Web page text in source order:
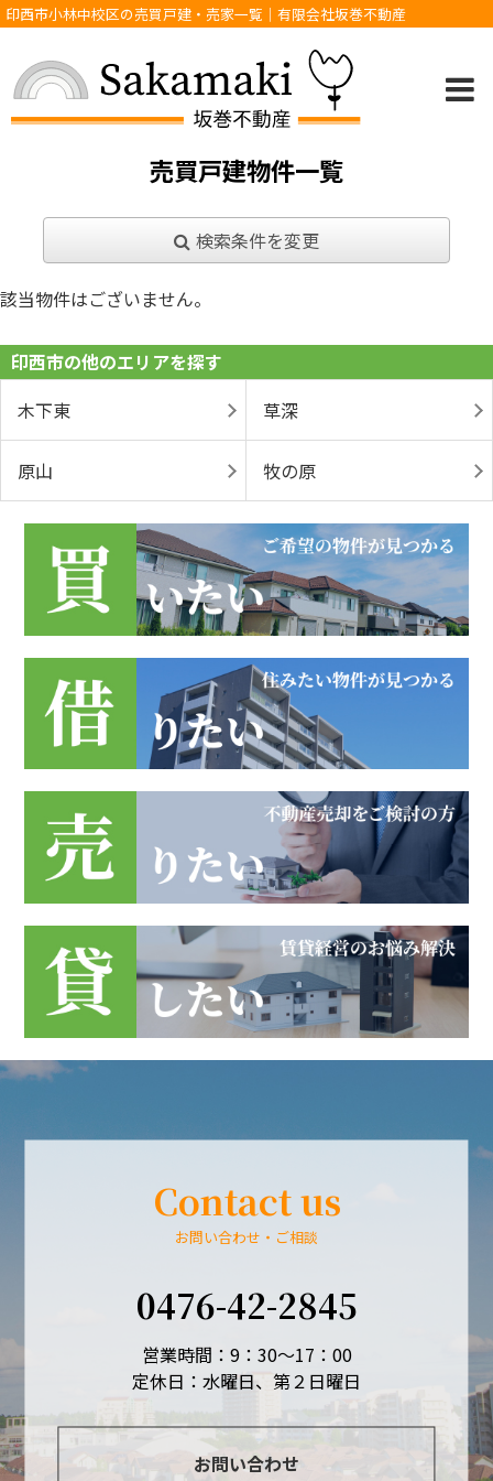
印西市小林中校区の売買戸建・売家一覧｜有限会社坂巻不動産
売買戸建物件一覧
検索条件を変更
該当物件はございません。
印西市の他のエリアを探す
木下東
草深
原山 牧の原
Contact us
お問い合わせ・ご相談
0476-42-2845
営業時間：9：30～17：00
定休日：水曜日、第２日曜日
お問い合わせ